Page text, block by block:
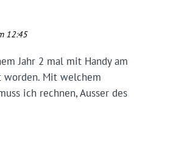
12:45
Jahr 2 mal mit Handy am
worden. Mit welchem
ich rechnen, Ausser des